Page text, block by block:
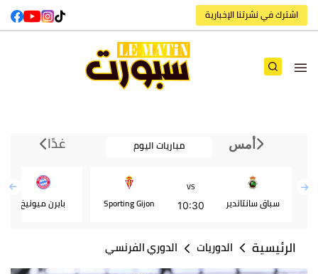
اشترك في نشرتنا الإخبارية
أمس مباريات اليوم غدًا
سباق سانتاندير
VS
10:30
Sporting Gijon بايرن ميونيخ
الرئيسية الدوريات الدوري الفرنسي